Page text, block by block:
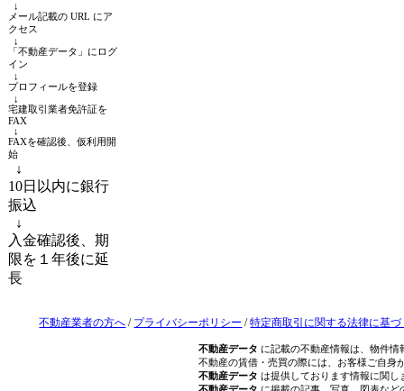
↓
メール記載の URL にア
クセス
↓
「不動産データ」にログ
イン
↓
プロフィールを登録
↓
宅建取引業者免許証を
FAX
↓
FAXを確認後、仮利用開
始
↓
10日以内に銀行
振込
↓
入金確認後、期
限を１年後に延
長
不動産業者の方へ / プライバシーポリシー /特定商取引に関する法律に基
不動産データ に記載の不動産情報は、物件
不動産の賃借・売買の際には、お客様ご自身
不動産データ は提供しております情報に関し